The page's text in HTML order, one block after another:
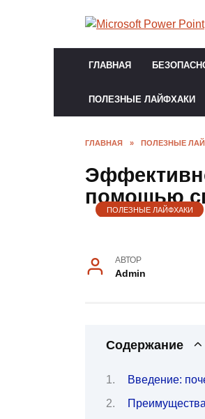
ГЛАВНАЯ
ПОЛЕЗНЫЕ ЛАЙФХАКИ
ГЛАВНАЯ » ПОЛЕЗНЫЕ
помощью
ПОЛЕЗНЫЕ ЛАЙФХАКИ
АВТОР
Admin
Содержание
Введение: